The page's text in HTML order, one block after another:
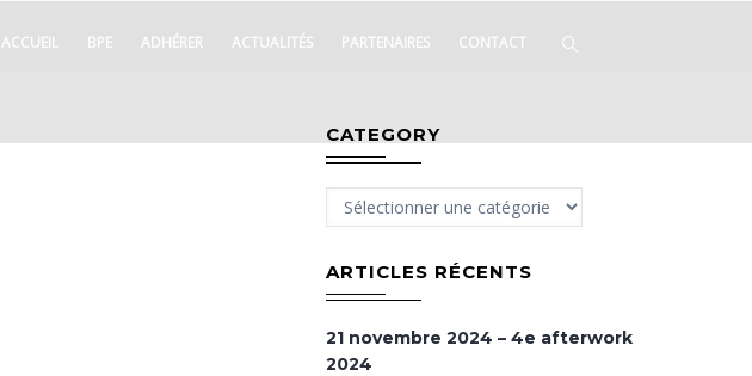
ACCUEIL BPE ADHÉRER ACTUALITÉS PARTENAIRES CONTACT
CATEGORY
Category
ARTICLES RÉCENTS
21 novembre 2024 – 4e afterwork
2024